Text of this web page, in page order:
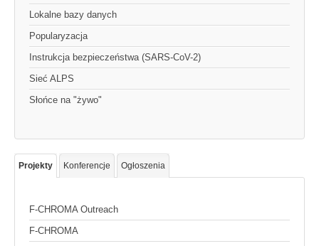
Lokalne bazy danych
Popularyzacja
Instrukcja bezpieczeństwa (SARS-CoV-2)
Sieć ALPS
Słońce na "żywo"
Projekty Konferencje Ogłoszenia
F-CHROMA Outreach
F-CHROMA